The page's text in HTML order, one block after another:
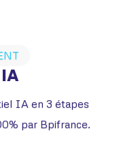
IA en 3 étapes
par Bpifrance.